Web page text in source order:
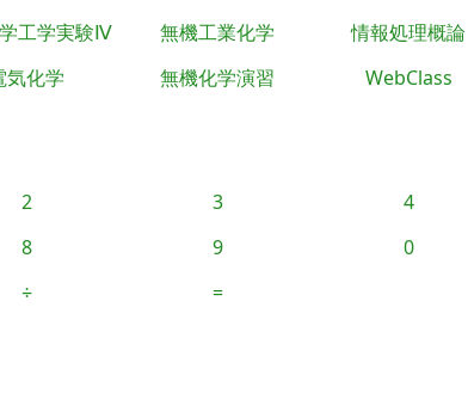
工学実験Ⅳ 無機工業化学 情報処理概論
気化学 無機化学演習 WebClass
2 3 4
8 9 0
÷ =